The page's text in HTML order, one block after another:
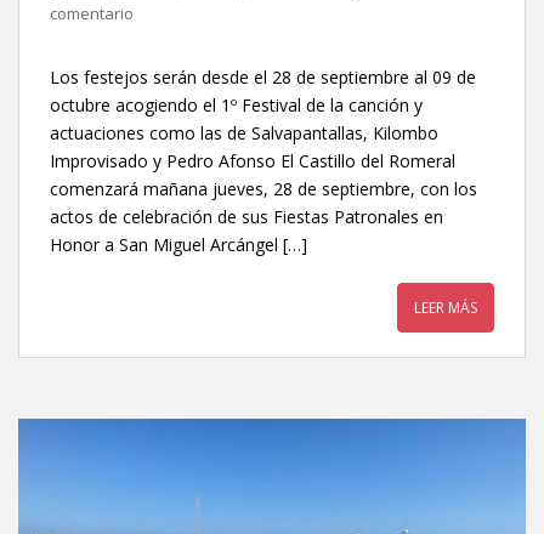
comentario
Los festejos serán desde el 28 de septiembre al 09 de
octubre acogiendo el 1º Festival de la canción y
actuaciones como las de Salvapantallas, Kilombo
Improvisado y Pedro Afonso El Castillo del Romeral
comenzará mañana jueves, 28 de septiembre, con los
actos de celebración de sus Fiestas Patronales en
Honor a San Miguel Arcángel […]
LEER MÁS